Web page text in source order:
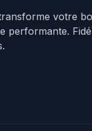
votre
performante.